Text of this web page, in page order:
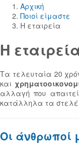
Αρχική
Ποιοί είμαστε
Η εταιρεία
Η
Τα τελευταία 20
και
αλλαγή που
κατάλληλα τα
Οι άνθρωποί